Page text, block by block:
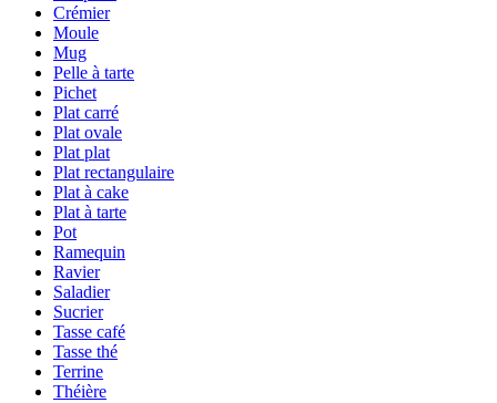
Crémier
Moule
Mug
Pelle à tarte
Pichet
Plat carré
Plat ovale
Plat plat
Plat rectangulaire
Plat à cake
Plat à tarte
Pot
Ramequin
Ravier
Saladier
Sucrier
Tasse café
Tasse thé
Terrine
Théière